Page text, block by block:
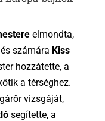
elmondta,
számára Kiss
hozzátette, a
a térséghez.
vizsgáját,
segítette, a